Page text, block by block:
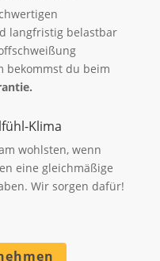
langfristig belastbar
bekommst du beim
Klima
wohlsten, wenn
eine gleichmäßige
Wir sorgen dafür!